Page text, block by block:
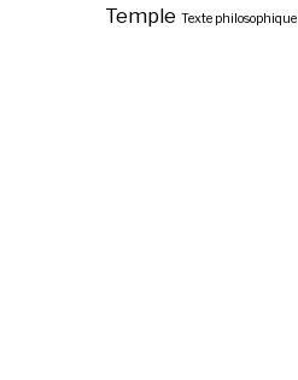
Temple Texte philosophique